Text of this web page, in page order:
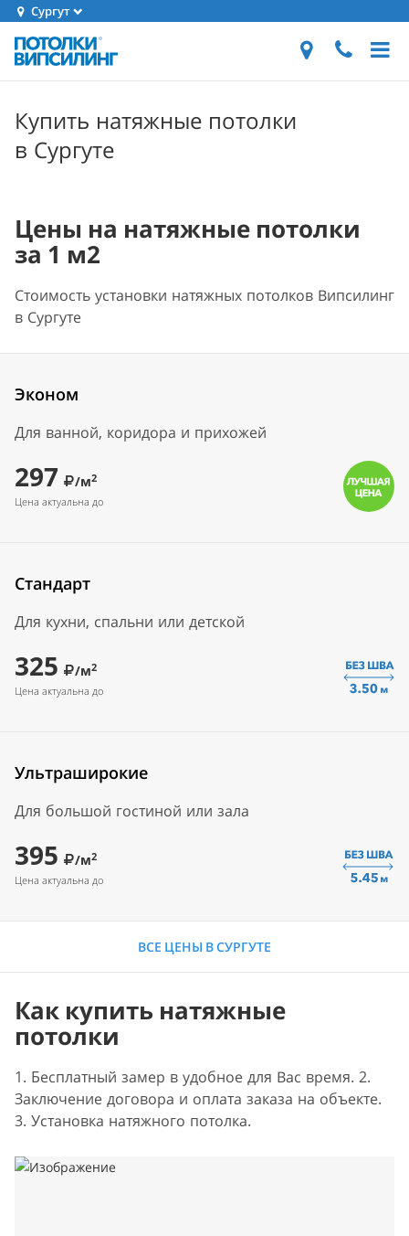
Сургут
Купить натяжные потолки
в Сургуте
Цены на натяжные потолки
за 1 м2
Стоимость установки натяжных потолков Випсилинг
в Сургуте
Эконом
Для ванной, коридора и прихожей
297 /м2
Цена актуальна до
Стандарт
Для кухни, спальни или детской
325 /м2
Цена актуальна до
Ультраширокие
Для большой гостиной или зала
395 /м2
Цена актуальна до
ВСЕ ЦЕНЫ В СУРГУТЕ
Как купить натяжные
потолки
1. Бесплатный замер в удобное для Вас время. 2.
Заключение договора и оплата заказа на объекте.
3. Установка натяжного потолка.